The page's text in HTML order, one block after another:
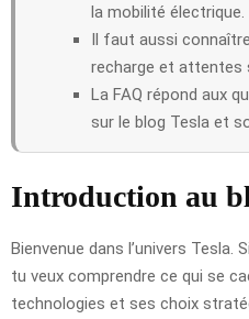
la mobilité électrique.
Il faut aussi
recharge et attentes
La FAQ répond aux
sur le blog Tesla et
Introduction au
Bienvenue dans l’univers
tu veux comprendre ce qui se
technologies et ses choix